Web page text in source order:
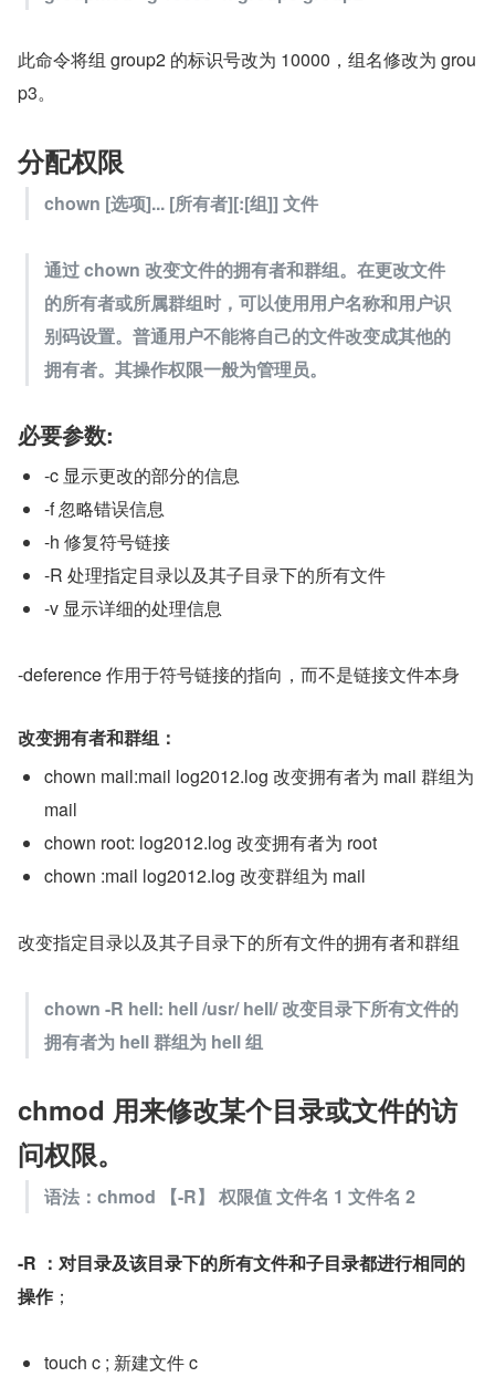
此命令将组 group2 的标识号改为 10000，组名修改为 grou
p3。
分配权限
chown [选项]... [所有者][:[组]] 文件
通过 chown 改变文件的拥有者和群组。在更改文件
的所有者或所属群组时，可以使用用户名称和用户识
别码设置。普通用户不能将自己的文件改变成其他的
拥有者。其操作权限一般为管理员。
必要参数:
-c 显示更改的部分的信息
-f 忽略错误信息
-h 修复符号链接
-R 处理指定目录以及其子目录下的所有文件
-v 显示详细的处理信息
-deference 作用于符号链接的指向，而不是链接文件本身
改变拥有者和群组：
chown mail:mail log2012.log 改变拥有者为 mail 群组为
mail
chown root: log2012.log 改变拥有者为 root
chown :mail log2012.log 改变群组为 mail
改变指定目录以及其子目录下的所有文件的拥有者和群组
chown -R hell: hell /usr/ hell/ 改变目录下所有文件的
拥有者为 hell 群组为 hell 组
chmod 用来修改某个目录或文件的访
问权限。
语法：chmod 【-R】 权限值 文件名 1 文件名 2
-R ：对目录及该目录下的所有文件和子目录都进行相同的
操作 ；
touch c ; 新建文件 c